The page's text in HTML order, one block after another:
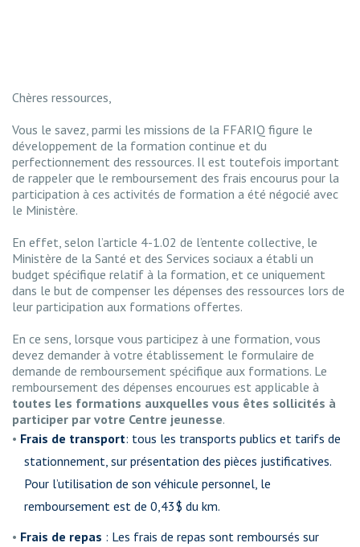
Chères ressources,
Vous le savez, parmi les missions de la FFARIQ figure le
développement de la formation continue et du
perfectionnement des ressources. Il est toutefois important
de rappeler que le remboursement des frais encourus pour la
participation à ces activités de formation a été négocié avec
le Ministère.
En effet, selon l’article 4-1.02 de l’entente collective, le
Ministère de la Santé et des Services sociaux a établi un
budget spécifique relatif à la formation, et ce uniquement
dans le but de compenser les dépenses des ressources lors de
leur participation aux formations offertes.
En ce sens, lorsque vous participez à une formation, vous
devez demander à votre établissement le formulaire de
demande de remboursement spécifique aux formations. Le
remboursement des dépenses encourues est applicable à
toutes les formations auxquelles vous êtes sollicités à
participer par votre Centre jeunesse.
Frais de transport: tous les transports publics et tarifs de
stationnement, sur présentation des pièces justificatives.
Pour l’utilisation de son véhicule personnel, le
remboursement est de 0,43$ du km.
Frais de repas : Les frais de repas sont remboursés sur